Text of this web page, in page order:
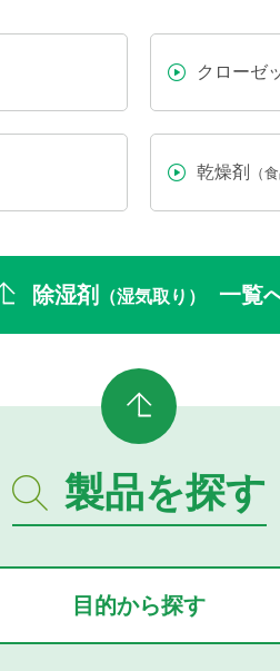
クローゼ
乾燥剤 （
除湿剤 （湿気取り） 一覧
製品を探す
目的から探す